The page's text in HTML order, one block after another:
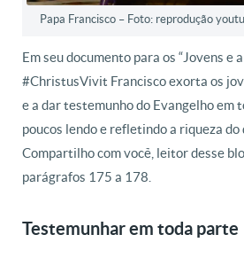
Papa Francisco – Foto: reprodução
Em seu documento para os “Jovens e
#ChristusVivit Francisco exorta os
e a dar testemunho do Evangelho em
poucos lendo e refletindo a riqueza do
Compartilho com você, leitor desse
parágrafos 175 a 178.
Testemunhar em toda parte